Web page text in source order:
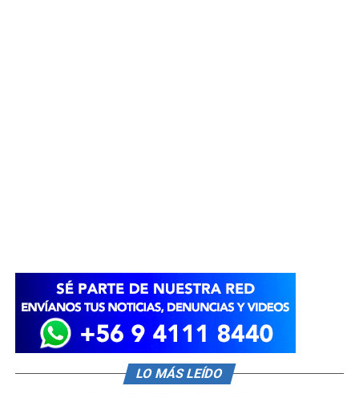
LO MÁS LEÍDO